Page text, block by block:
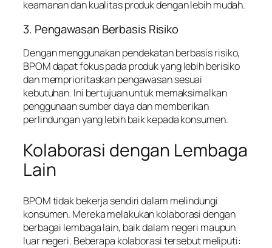
keamanan dan kualitas produk dengan lebih mudah.
3. Pengawasan Berbasis Risiko
Dengan menggunakan pendekatan berbasis risiko,
BPOM dapat fokus pada produk yang lebih berisiko
dan memprioritaskan pengawasan sesuai
kebutuhan. Ini bertujuan untuk memaksimalkan
penggunaan sumber daya dan memberikan
perlindungan yang lebih baik kepada konsumen.
Kolaborasi dengan Lembaga
Lain
BPOM tidak bekerja sendiri dalam melindungi
konsumen. Mereka melakukan kolaborasi dengan
berbagai lembaga lain, baik dalam negeri maupun
luar negeri. Beberapa kolaborasi tersebut meliputi: